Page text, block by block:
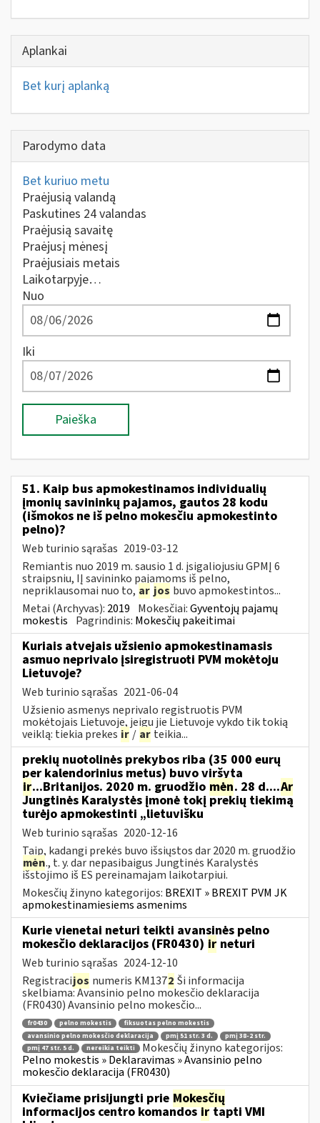
Aplankai
Bet kurį aplanką
Parodymo data
Bet kuriuo metu
Praėjusią valandą
Paskutines 24 valandas
Praėjusią savaitę
Praėjusį mėnesį
Praėjusiais metais
Laikotarpyje…
Nuo
Iki
Paieška
51. Kaip bus apmokestinamos individualių
įmonių savininkų pajamos, gautos 28 kodu
(išmokos ne iš pelno mokesčiu apmokestinto
pelno)?
Web turinio sąrašas 2019-03-12
Remiantis nuo 2019 m. sausio 1 d. įsigaliojusiu GPMĮ 6
straipsniu, IĮ savininko pajamoms iš pelno,
nepriklausomai nuo to, ar jos buvo apmokestintos...
Metai (Archyvas): 2019 Mokesčiai:Gyventojų pajamų
mokestis Pagrindinis: Mokesčių pakeitimai
Kuriais atvejais užsienio apmokestinamasis
asmuo neprivalo įsiregistruoti PVM mokėtoju
Lietuvoje?
Web turinio sąrašas 2021-06-04
Užsienio asmenys neprivalo registruotis PVM
mokėtojais Lietuvoje, jeigu jie Lietuvoje vykdo tik tokią
veiklą: tiekia prekes ir / ar teikia...
prekių nuotolinės prekybos riba (35 000 eurų
per kalendorinius metus) buvo viršyta
ir...Britanijos. 2020 m. gruodžio mėn. 28 d....Ar
Jungtinės Karalystės įmonė tokį prekių tiekimą
turėjo apmokestinti „lietuvišku
Web turinio sąrašas 2020-12-16
Taip, kadangi prekės buvo išsiųstos dar 2020 m. gruodžio
mėn., t. y. dar nepasibaigus Jungtinės Karalystės
išstojimo iš ES pereinamajam laikotarpiui.
Mokesčių žinyno kategorijos: BREXIT » BREXIT PVM JK
apmokestinamiesiems asmenims
Kurie vienetai neturi teikti avansinės pelno
mokesčio deklaracijos (FR0430) ir neturi
Web turinio sąrašas 2024-12-10
Registracijos numeris KM1372 Ši informacija
skelbiama: Avansinio pelno mokesčio deklaracija
(FR0430) Avansinio pelno mokesčio...
fr0430 pelno mokestis
fiksuotas pelno mokestis
avansinio pelno mokesčio deklaracija
pmį 51 str. 3 d.
pmį 38-2 str.
pmį 47 str. 5 d.
nereikia teikti
Mokesčių žinyno kategorijos:
Pelno mokestis » Deklaravimas » Avansinio pelno
mokesčio deklaracija (FR0430)
Kviečiame prisijungti prie Mokesčių
informacijos centro komandosirtapti VMI